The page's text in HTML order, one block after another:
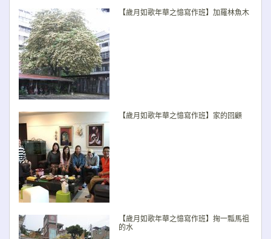
【歲月如歌年華之憶寫作班】加羅林魚木
【歲月如歌年華之憶寫作班】家的回顧
【歲月如歌年華之憶寫作班】掬一瓢馬祖
的水